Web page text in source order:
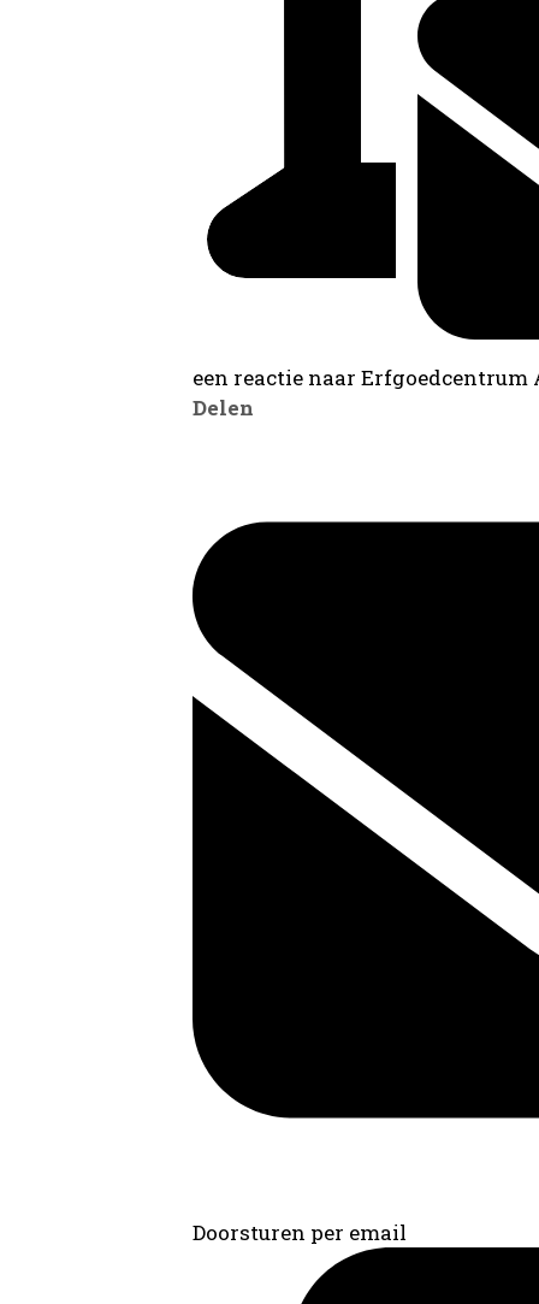
een reactie naar
Delen
Doorsturen per email